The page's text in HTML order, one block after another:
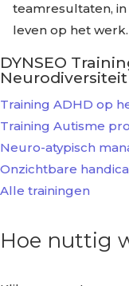
teamresultaten,
leven op het werk.
DYNSEO
Training ADHD op
Training Autisme pro
Neuro-atypisch
Onzichtbare
Alle trainingen
Hoe nuttig